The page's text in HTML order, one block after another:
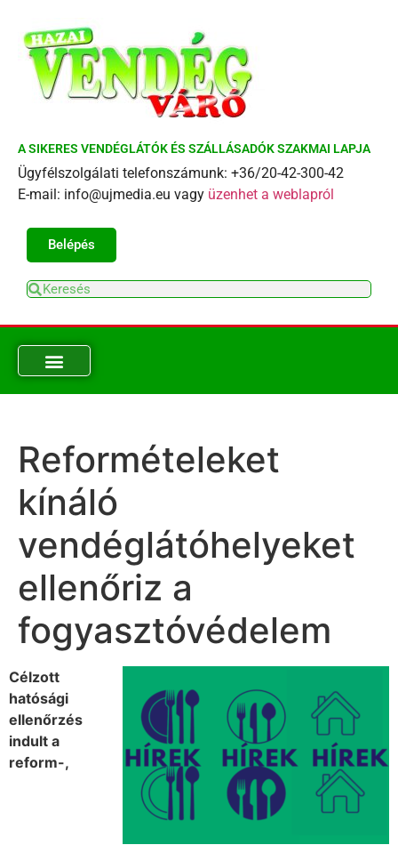
A SIKERES VENDÉGLÁTÓK ÉS SZÁLLÁSADÓK SZAKMAI LAPJA
Ügyfélszolgálati telefonszámunk: +36/20-42-300-42
E-mail: info@ujmedia.eu vagy üzenhet a weblapról
Belépés
Reformételeket
kínáló
vendéglátóhelyeket
ellenőriz a
fogyasztóvédelem
Célzott
hatósági
ellenőrzés
indult a
reform-,